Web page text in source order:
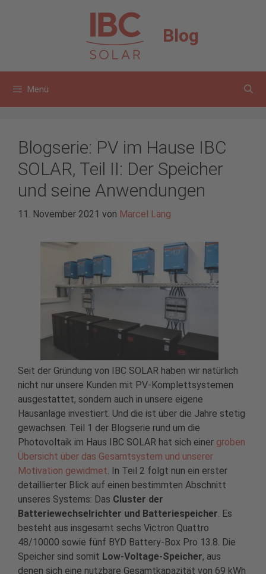
Blog
Menü
Blogserie: PV im Hause IBC
SOLAR, Teil II: Der Speicher
und seine Anwendungen
11. November 2021 von Marcel Lang
Seit der Gründung von IBC SOLAR haben wir natürlich
nicht nur unsere Kunden mit PV-Komplettsystemen
ausgestattet, sondern auch in unsere eigene
Hausanlage investiert. Und die ist über die Jahre stetig
gewachsen. Teil 1 der Blogserie rund um die
Photovoltaik im Haus IBC SOLAR hat sich einer groben
Übersicht über das Gesamtsystem und unserer
Motivation gewidmet. In Teil 2 folgt nun ein erster
detaillierter Blick auf einen bestimmten Abschnitt
unseres Systems: Das Cluster der
Batteriewechselrichter und Batteriespeicher. Es
besteht aus insgesamt sechs Victron Quattro
48/10000 sowie fünf BYD Battery-Box Pro 13.8. Die
Speicher sind somit Low-Voltage-Speicher, aus
denen sich eine nutzbare Gesamtkapazität von 69 kWh